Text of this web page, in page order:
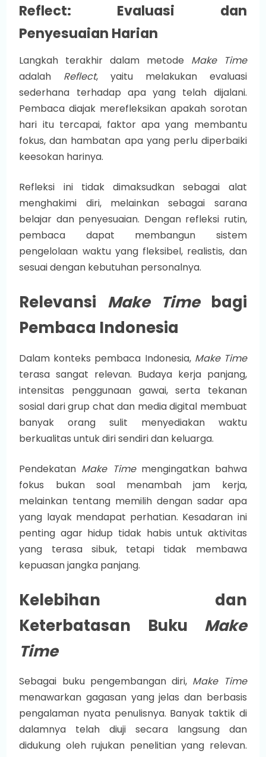
Reflect: Evaluasi dan
Penyesuaian Harian
Langkah terakhir dalam metode Make Time
adalah Reflect, yaitu melakukan evaluasi
sederhana terhadap apa yang telah dijalani.
Pembaca diajak merefleksikan apakah sorotan
hari itu tercapai, faktor apa yang membantu
fokus, dan hambatan apa yang perlu diperbaiki
keesokan harinya.
Refleksi ini tidak dimaksudkan sebagai alat
menghakimi diri, melainkan sebagai sarana
belajar dan penyesuaian. Dengan refleksi rutin,
pembaca dapat membangun sistem
pengelolaan waktu yang fleksibel, realistis, dan
sesuai dengan kebutuhan personalnya.
Relevansi Make Timebagi
Pembaca Indonesia
Dalam konteks pembaca Indonesia, Make Time
terasa sangat relevan. Budaya kerja panjang,
intensitas penggunaan gawai, serta tekanan
sosial dari grup chat dan media digital membuat
banyak orang sulit menyediakan waktu
berkualitas untuk diri sendiri dan keluarga.
Pendekatan Make Timemengingatkan bahwa
fokus bukan soal menambah jam kerja,
melainkan tentang memilih dengan sadar apa
yang layak mendapat perhatian. Kesadaran ini
penting agar hidup tidak habis untuk aktivitas
yang terasa sibuk, tetapi tidak membawa
kepuasan jangka panjang.
Kelebihan dan
Keterbatasan Buku Make
Time
Sebagai buku pengembangan diri, Make Time
menawarkan gagasan yang jelas dan berbasis
pengalaman nyata penulisnya. Banyak taktik di
dalamnya telah diuji secara langsung dan
didukung oleh rujukan penelitian yang relevan.